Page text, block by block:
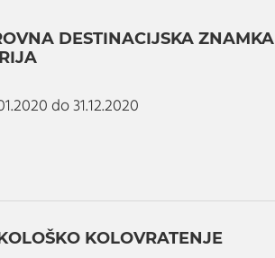
DESTINACIJSKA ZNAMKA
do 31.12.2020
KOLOVRATENJE